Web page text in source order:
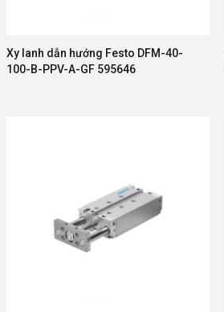
Xy lanh dẫn hướng Festo DFM-40-
100-B-PPV-A-GF 595646